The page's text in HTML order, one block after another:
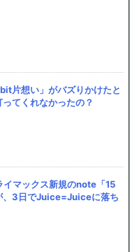
片想い」がバズりかけたと
てくれなかったの？
イマックス新規のnote「15
、3日でJuice=Juiceに落ち